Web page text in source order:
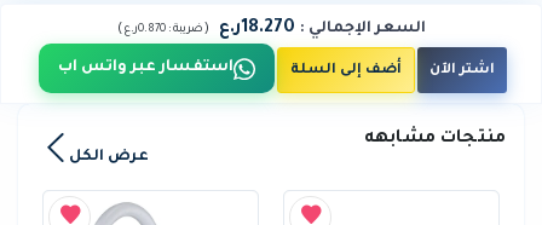
السعر الإجمالي : 18.270ر.ع (ضريبة :0.870ر.ع )
اشتر الآن أضف إلى السلة استفسار عبر واتس اب
منتجات مشابهه
عرض الكل